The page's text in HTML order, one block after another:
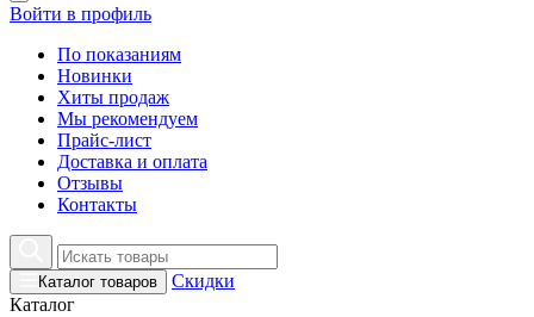
Войти в профиль
По показаниям
Новинки
Хиты продаж
Мы рекомендуем
Прайс-лист
Доставка и оплата
Отзывы
Контакты
Каталог товаров
Скидки
Каталог